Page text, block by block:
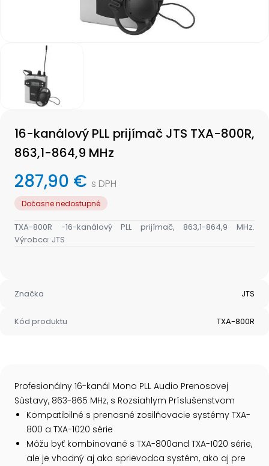
16-kanálový PLL prijímač JTS TXA-800R,
863,1-864,9 MHz
287,90 € s DPH
Dočasne nedostupné
TXA-800R -16-kanálový PLL prijímač, 863,1-864,9 MHz.
Výrobca: JTS
Značka JTS
Kód produktu TXA-800R
Profesionálny 16-kanál Mono PLL Audio Prenosovej
Sústavy, 863-865 MHz, s Rozsiahlym Príslušenstvom
Kompatibilné s prenosné zosilňovacie systémy TXA-
800 a TXA-1020 série
Môžu byť kombinované s TXA-800and TXA-1020 série,
ale je vhodný aj ako sprievodca systém, ako aj pre